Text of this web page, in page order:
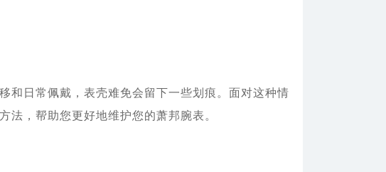
日常佩戴，表壳难免会留下一些划痕。面对这种情
法，帮助您更好地维护您的萧邦腕表。